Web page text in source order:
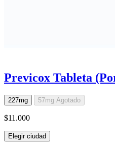
Previcox Tableta
227mg 57mg Agotado
$11.000
Elegir ciudad